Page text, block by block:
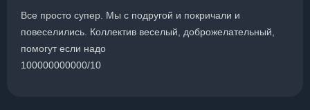
Все просто супер. Мы с подругой и покричали и
повеселились. Коллектив веселый, доброжелательный,
помогут если надо
100000000000/10